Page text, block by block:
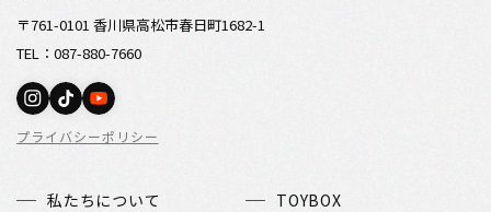
〒761-0101 香川県高松市春日町1682-1
TEL：087-880-7660
プライバシーポリシー
私たちについて
TOYBOX